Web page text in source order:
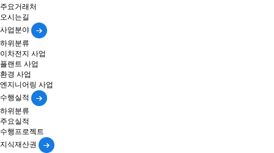
주요거래처
오시는길
사업분야
하위분류
이차전지 사업
플랜트 사업
환경 사업
엔지니어링 사업
수행실적
하위분류
주요실적
수행프로젝트
지식재산권